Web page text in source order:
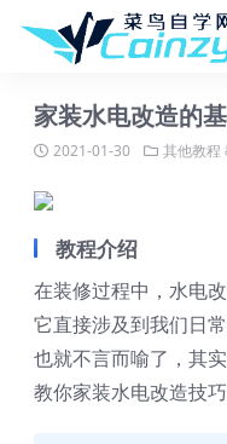
家装水电改造的
2021-01-30 其他教程
教程介绍
在装修过程中，水电
它直接涉及到我们日
也就不言而喻了，其
教你家装水电改造技巧